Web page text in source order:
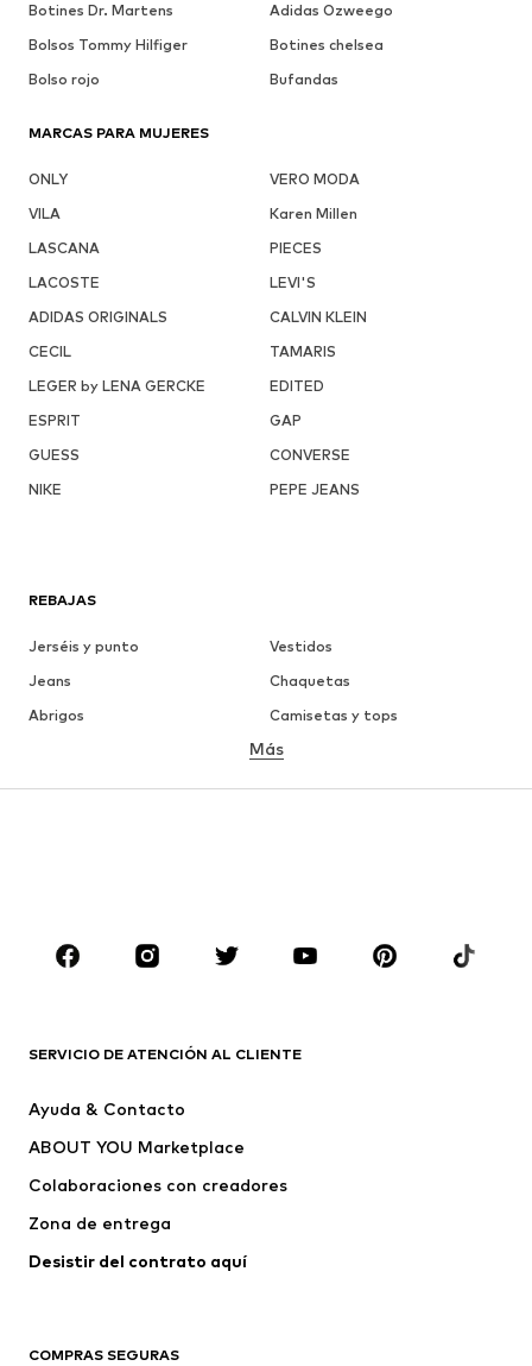
Botines Dr. Martens
Adidas Ozweego
Bolsos Tommy Hilfiger
Botines chelsea
Bolso rojo
Bufandas
MARCAS PARA MUJERES
ONLY
VERO MODA
VILA
Karen Millen
LASCANA
PIECES
LACOSTE
LEVI'S
ADIDAS ORIGINALS
CALVIN KLEIN
CECIL
TAMARIS
LEGER by LENA GERCKE
EDITED
ESPRIT
GAP
GUESS
CONVERSE
NIKE
PEPE JEANS
REBAJAS
Jerséis y punto
Vestidos
Jeans
Chaquetas
Abrigos
Camisetas y tops
Ropa interior
Faldas
Blusas y camisas
Zapatos
Deporte
Vestidos
Camisetas y tops
Chaquetas
Jerséis y punto
Ropa interior
Abrigos
Tallas grandes
Más
SERVICIO DE ATENCIÓN AL CLIENTE
Ayuda & Contacto
ABOUT YOU Marketplace
Colaboraciones con creadores
Zona de entrega
Desistir del contrato aquí
COMPRAS SEGURAS